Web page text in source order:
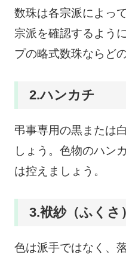
数珠は各宗派によっ
宗派を確認するよう
プの略式数珠ならど
2.ハンカチ
弔事専用の黒または
しょう。色物のハン
は控えましょう。
3.袱紗（ふくさ）
色は派手ではなく、